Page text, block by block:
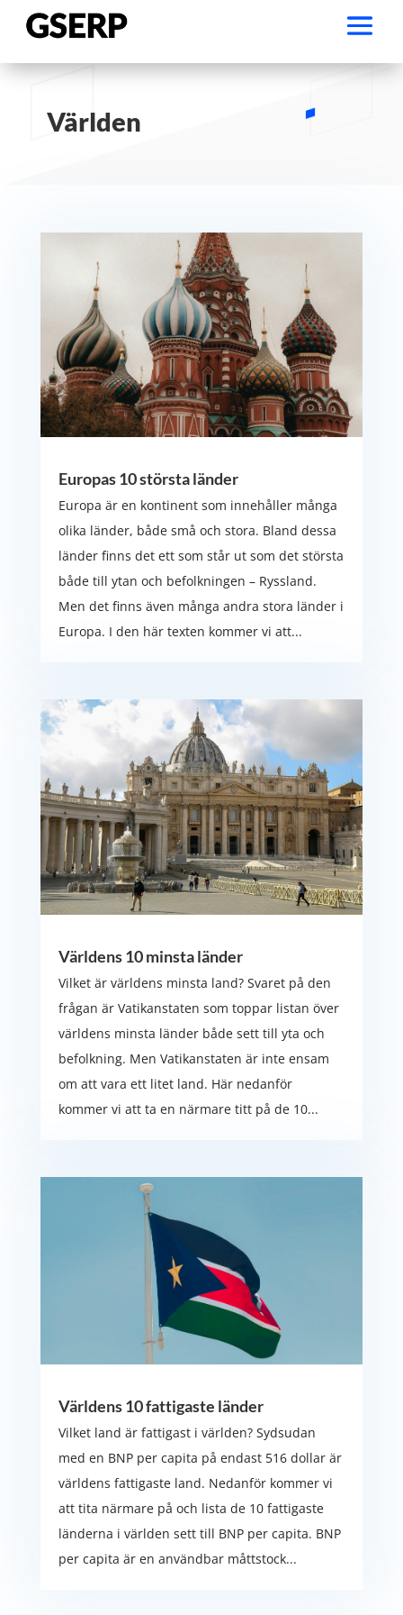
Världen
Europas 10 största länder
Europa är en kontinent som innehåller många
olika länder, både små och stora. Bland dessa
länder finns det ett som står ut som det största
både till ytan och befolkningen – Ryssland.
Men det finns även många andra stora länder i
Europa. I den här texten kommer vi att...
Världens 10 minsta länder
Vilket är världens minsta land? Svaret på den
frågan är Vatikanstaten som toppar listan över
världens minsta länder både sett till yta och
befolkning. Men Vatikanstaten är inte ensam
om att vara ett litet land. Här nedanför
kommer vi att ta en närmare titt på de 10...
Världens 10 fattigaste länder
Vilket land är fattigast i världen? Sydsudan
med en BNP per capita på endast 516 dollar är
världens fattigaste land. Nedanför kommer vi
att tita närmare på och lista de 10 fattigaste
länderna i världen sett till BNP per capita. BNP
per capita är en användbar måttstock...